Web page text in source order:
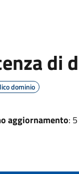
di
dominio
aggiornamento: